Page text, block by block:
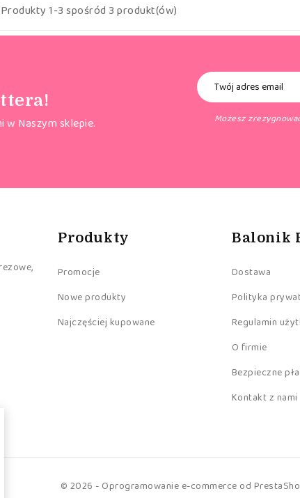
Produkty 1-3 spośród 3 produkt(ów)
w Naszym sklepie.
Możesz
Produkty
Promocje
Nowe produkty
Najczęściej kupowane
Balonik
Dostawa
Polityka
Regulamin
O firmie
Bezpieczne
Kontakt z nami
© 2026 - Oprogramowanie e-commerce od